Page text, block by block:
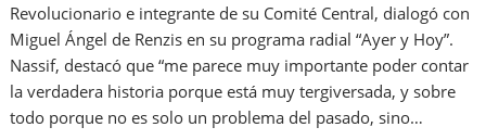
Revolucionario e integrante de su Comité Central, dialogó con
Miguel Ángel de Renzis en su programa radial “Ayer y Hoy”.
Nassif, destacó que “me parece muy importante poder contar
la verdadera historia porque está muy tergiversada, y sobre
todo porque no es solo un problema del pasado, sino…